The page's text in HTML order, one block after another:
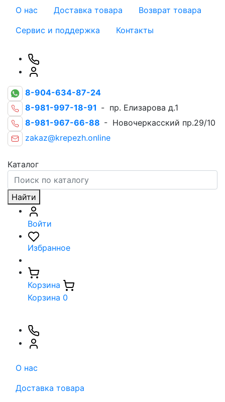
О нас Доставка товара
Возврат товара
Сервис и поддержка
Контакты
8-904-634-87-24
8-981-997-18-91 - пр. Елизарова д.1
8-981-967-66-88 - Новочеркасский пр.29/10
zakaz@krepezh.online
Каталог
Найти
Войти
Избранное
Корзина
Корзина 0
О нас
Доставка товара